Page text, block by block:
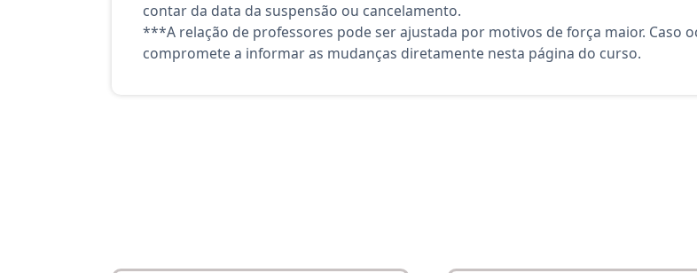
contar da data da suspensão ou cancelamento.
***A relação de professores pode ser ajustada por motivos de força maior. Caso
compromete a informar as mudanças diretamente nesta página do curso.